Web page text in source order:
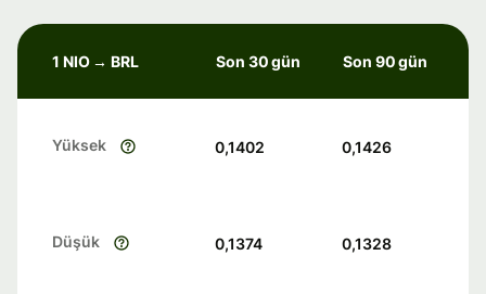
1 NIO → BRL Son 30 gün Son 90 gün
Yüksek 0,1402 0,1426
Düşük 0,1374 0,1328